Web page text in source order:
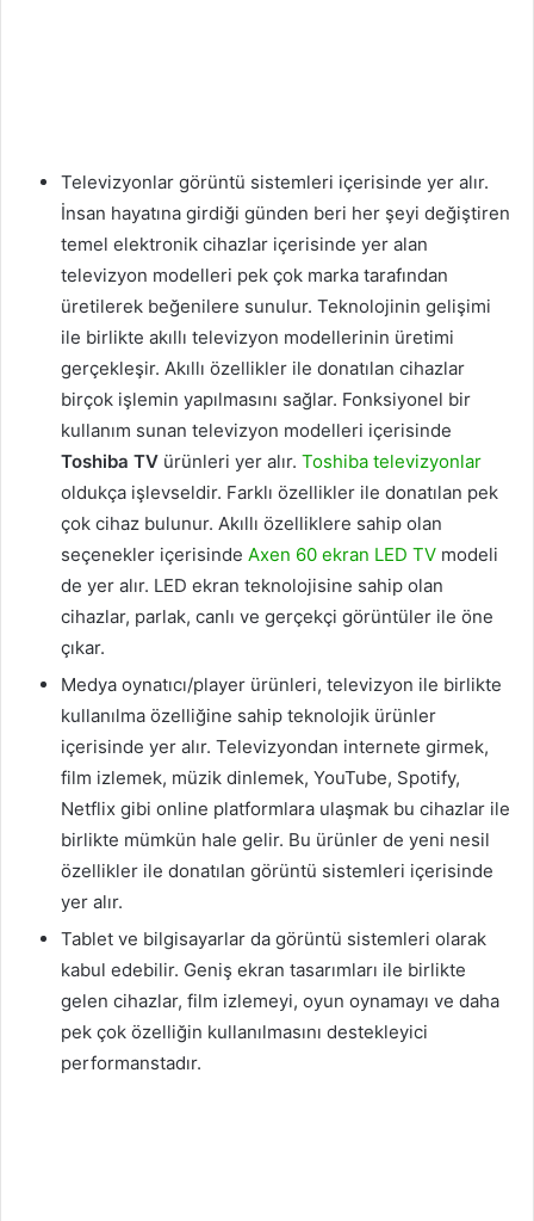
Televizyonlar görüntü sistemleri içerisinde yer alır.
İnsan hayatına girdiği günden beri her şeyi değiştiren
temel elektronik cihazlar içerisinde yer alan
televizyon modelleri pek çok marka tarafından
üretilerek beğenilere sunulur. Teknolojinin gelişimi
ile birlikte akıllı televizyon modellerinin üretimi
gerçekleşir. Akıllı özellikler ile donatılan cihazlar
birçok işlemin yapılmasını sağlar. Fonksiyonel bir
kullanım sunan televizyon modelleri içerisinde
Toshiba TV ürünleri yer alır. Toshiba televizyonlar
oldukça işlevseldir. Farklı özellikler ile donatılan pek
çok cihaz bulunur. Akıllı özelliklere sahip olan
seçenekler içerisinde Axen 60 ekran LED TV modeli
de yer alır. LED ekran teknolojisine sahip olan
cihazlar, parlak, canlı ve gerçekçi görüntüler ile öne
çıkar.
Medya oynatıcı/player ürünleri, televizyon ile birlikte
kullanılma özelliğine sahip teknolojik ürünler
içerisinde yer alır. Televizyondan internete girmek,
film izlemek, müzik dinlemek, YouTube, Spotify,
Netflix gibi online platformlara ulaşmak bu cihazlar ile
birlikte mümkün hale gelir. Bu ürünler de yeni nesil
özellikler ile donatılan görüntü sistemleri içerisinde
yer alır.
Tablet ve bilgisayarlar da görüntü sistemleri olarak
kabul edebilir. Geniş ekran tasarımları ile birlikte
gelen cihazlar, film izlemeyi, oyun oynamayı ve daha
pek çok özelliğin kullanılmasını destekleyici
performanstadır.